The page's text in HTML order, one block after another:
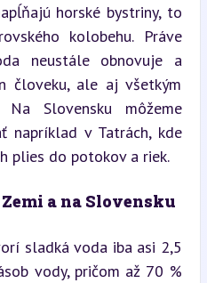
horské bystriny, to
kolobehu. Práve
neustále obnovuje a
človeku, ale aj všetkým
Na Slovensku môžeme
napríklad v Tatrách, kde
plies do potokov a riek.
a na Slovensku
sladká voda iba asi 2,5
vody, pričom až 70 %